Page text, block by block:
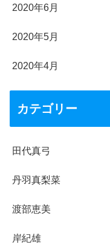
2020年6月
2020年5月
2020年4月
カテゴリー
田代真弓
丹羽真梨菜
渡部恵美
岸紀雄